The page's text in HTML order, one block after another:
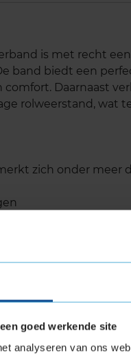
goed werkende site
analyseren van ons
is met recht
band biedt een
Daarnaast
rolweerstand, wat
zich onder meer
in bochten
veel goede
Het
de korte
rijgedrag, ook in